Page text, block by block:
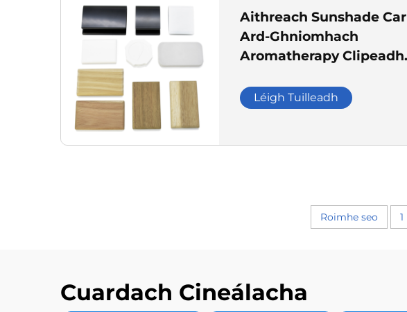
Aithreach Sunshade Car
Ard-Ghniomhach
Aromatherapy Clipeadh
Léigh Tuilleadh
Roimhe seo 1
Cuardach Cineálacha